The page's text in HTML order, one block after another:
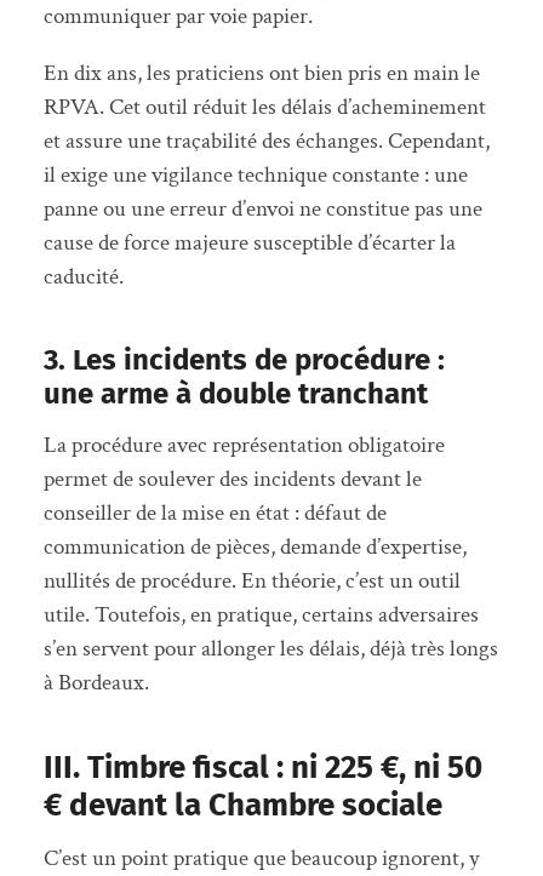
communiquer par voie papier.
En dix ans, les praticiens ont bien pris en main le
RPVA. Cet outil réduit les délais d’acheminement
et assure une traçabilité des échanges. Cependant,
il exige une vigilance technique constante : une
panne ou une erreur d’envoi ne constitue pas une
cause de force majeure susceptible d’écarter la
caducité.
3. Les incidents de procédure :
une arme à double tranchant
La procédure avec représentation obligatoire
permet de soulever des incidents devant le
conseiller de la mise en état : défaut de
communication de pièces, demande d’expertise,
nullités de procédure. En théorie, c’est un outil
utile. Toutefois, en pratique, certains adversaires
s’en servent pour allonger les délais, déjà très longs
à Bordeaux.
III. Timbre fiscal : ni 225 €, ni 50
€ devant la Chambre sociale
C’est un point pratique que beaucoup ignorent, y